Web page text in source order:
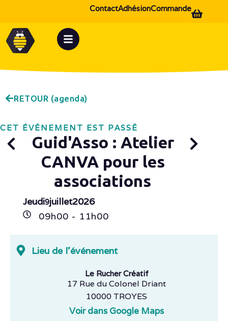
Commande
Adhésion
Contact
RETOUR (agenda)
CET ÉVÉNEMENT EST PASSÉ
Guid'Asso : Atelier
CANVA pour les
associations
Jeudi9juillet2026
09h00 - 11h00
Lieu de l'événement
Le Rucher Créatif
17 Rue du Colonel Driant
10000 TROYES
Voir dans Google Maps